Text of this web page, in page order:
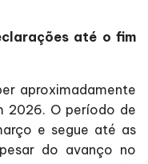
até o fim
aproximadamente
2026. O período de
e segue até as
do avanço no